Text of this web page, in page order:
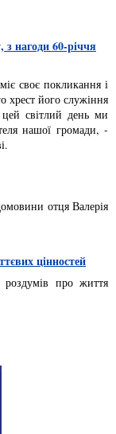
з нагоди 60-річчя
своє покликання і
хрест його служіння
світлий день ми
нашої громади, -
отця Валерія
цінностей
роздумів про життя